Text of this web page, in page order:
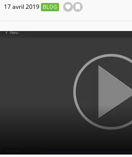
17 avril 2019
BLOG